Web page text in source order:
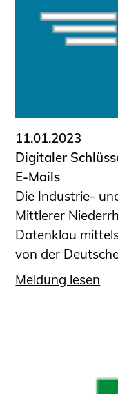
11.01.2023
Digitaler
E-Mails
Die Industrie-
Mittlerer
Datenklau
von der
Meldung lesen